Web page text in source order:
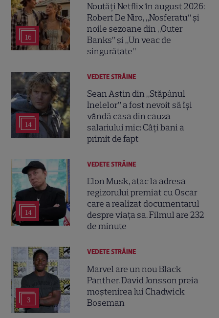
16
Noutăți Netflix în august 2026:
Robert De Niro, „Nosferatu” și
noile sezoane din „Outer
Banks” și „Un veac de
singurătate”
14
VEDETE STRĂINE
Sean Astin din „Stăpânul
Inelelor” a fost nevoit să își
vândă casa din cauza
salariului mic: Câți bani a
primit de fapt
14
VEDETE STRĂINE
Elon Musk, atac la adresa
regizorului premiat cu Oscar
care a realizat documentarul
despre viața sa. Filmul are 232
de minute
3
VEDETE STRĂINE
Marvel are un nou Black
Panther. David Jonsson preia
moștenirea lui Chadwick
Boseman